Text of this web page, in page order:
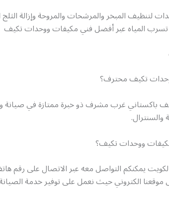
لتنظيف المبخر والمرشحات والمروحة وإزالة
تسرب المياه عبر أفضل فني مكيفات ووحدات تكيف
تكيف محترف؟
باكستاني غرب مشرف ذو خبرة ممتازة في صيانة
ووحدات تكيف؟
يمكنكم التواصل معه عبر الاتصال على رقم
الكتروني حيث نعمل على توفير خدمة